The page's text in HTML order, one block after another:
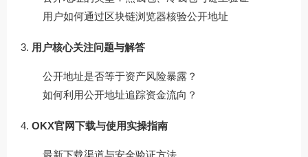
用户如何通过区块链浏览器核验公开地址
用户核心关注问题与解答
公开地址是否等于资产风险暴露？
如何利用公开地址追踪资金流向？
OKX官网下载与使用实操指南
最新下载渠道与安全验证方法